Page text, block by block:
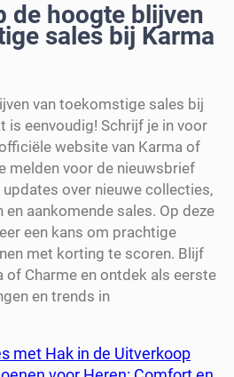
de hoogte blijven
sales bij Karma
van toekomstige sales bij
is eenvoudig! Schrijf je in voor
website van Karma of
melden voor de nieuwsbrief
over nieuwe collecties,
aankomende sales. Op deze
een kans om prachtige
met korting te scoren. Blijf
of Charme en ontdek als eerste
en trends in
met Hak in de Uitverkoop